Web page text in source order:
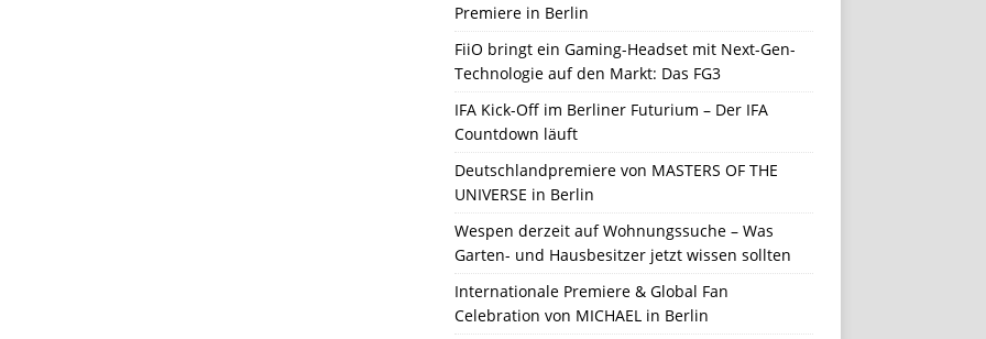
Premiere in Berlin
FiiO bringt ein Gaming-Headset mit Next-Gen-
Technologie auf den Markt: Das FG3
IFA Kick-Off im Berliner Futurium – Der IFA
Countdown läuft
Deutschlandpremiere von MASTERS OF THE
UNIVERSE in Berlin
Wespen derzeit auf Wohnungssuche – Was
Garten- und Hausbesitzer jetzt wissen sollten
Internationale Premiere & Global Fan
Celebration von MICHAEL in Berlin